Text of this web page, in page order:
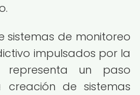
sistemas de monitoreo
impulsados por la
representa un paso
creación de sistemas